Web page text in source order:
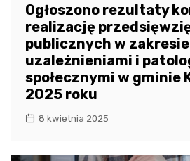
Ogłoszono rezultaty
realizację
publicznych w
uzależnieniami i
społecznymi w gminie
2025 roku
8 kwietnia 2025